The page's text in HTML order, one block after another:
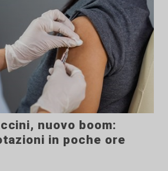
nuovo boom:
in poche ore